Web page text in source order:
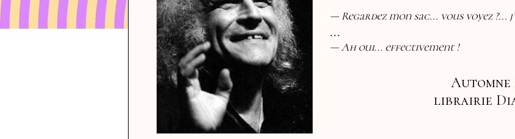
— Regardez mon sac... vous voyez ?...
...
— Ah oui... effectivement !
Automne
librairie